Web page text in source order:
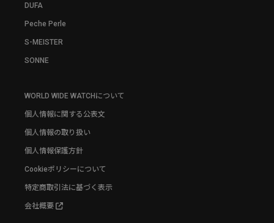
DUFA
Peche Perle
S-MEISTER
SONNE
WORLD WIDE WATCHについて
個人情報に関する公表文
個人情報の取り扱い
個人情報保護方針
Cookieポリシーについて
特定商取引法に基づく表示
会社概要